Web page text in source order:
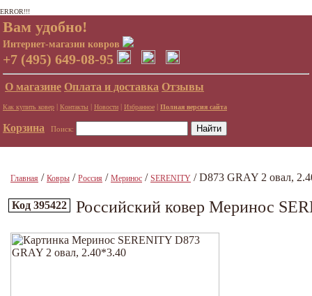
ERROR!!!
Вам удобно!
Интернет-магазин ковров
+7 (495) 649-08-95
О магазине Оплата и доставка Отзывы
Как купить ковер | Контакты | Новости | Избранное | Полная версия сайта
Корзина Поиск:
Главная / Ковры / Россия / Меринос / SERENITY / D873 GRAY 2 овал,
Код 395422 Российский ковер Меринос